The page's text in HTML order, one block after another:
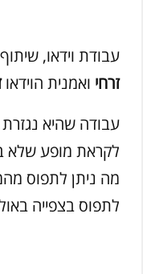
עבודת וידאו,
זרחי ואמנית הוידאו
עבודה שהיא
לקראת מופע שלא
מה ניתן לתפוס
לתפוס בצפייה